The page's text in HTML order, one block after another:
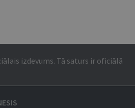
izdevums. Tā saturs ir oficiālā